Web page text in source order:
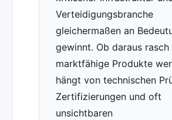
Verteidigungsbranche
gleichermaßen an
gewinnt. Ob daraus rasch
marktfähige Produkte
hängt von technischen
Zertifizierungen und oft
unsichtbaren